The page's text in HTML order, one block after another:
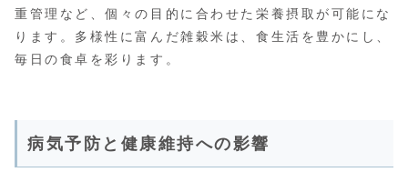
重管理など、個々の目的に合わせた栄養摂取が可能にな
ります。多様性に富んだ雑穀米は、食生活を豊かにし、
毎日の食卓を彩ります。
病気予防と健康維持への影響